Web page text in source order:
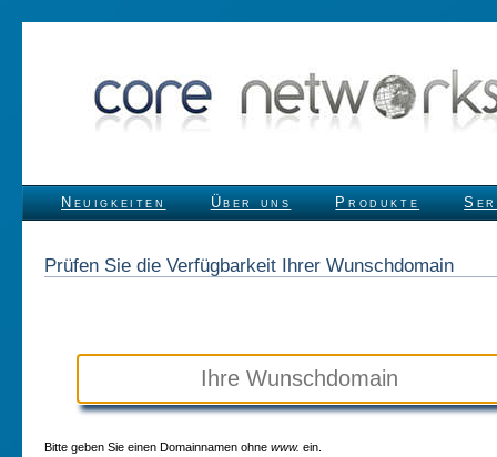
Neuigkeiten Über uns Produkte
Prüfen Sie die Verfügbarkeit Ihrer Wunschdomain
Bitte geben Sie einen Domainnamen ohne www. ein.